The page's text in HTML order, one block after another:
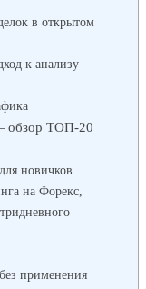
в открытом
к анализу
обзор ТОП-20
новичков
на Форекс,
применения